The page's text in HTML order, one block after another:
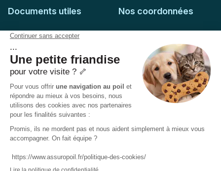
Documents utiles
Feuille de soins
Conditions générales
Politique de confidentialité
Politique des Cookies
Accessibilité :
Partiellement conforme
Nos coordonnées
51-55 rue Hoche
94767
Ivry-sur-Seine
Pas encore client ?
Mail :
adhesion@assuropoil.com
Tel :
01 77 94 89 02